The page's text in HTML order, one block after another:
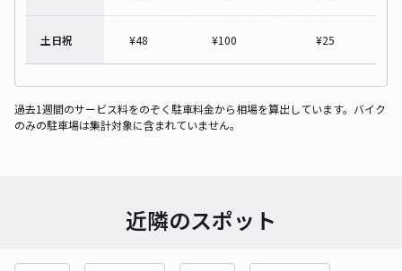
土日祝 ¥48 ¥100 ¥25
過去1週間のサービス料をのぞく駐車料金から相場を算出しています。バイク
のみの駐車場は集計対象に含まれていません。
近隣のスポット